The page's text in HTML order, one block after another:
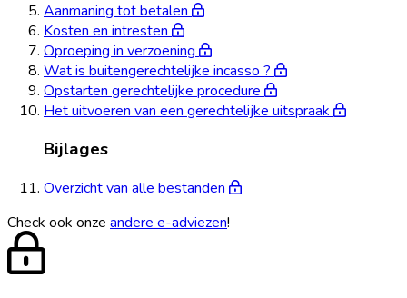
Aanmaning tot betalen
Kosten en intresten
Oproeping in verzoening
Wat is buitengerechtelijke incasso ?
Opstarten gerechtelijke procedure
Het uitvoeren van een gerechtelijke uitspraak
Bijlages
Overzicht van alle bestanden
Check ook onze andere e-adviezen!